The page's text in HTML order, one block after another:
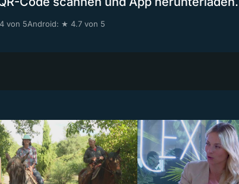
von 5Android: ★ 4.7 von 5